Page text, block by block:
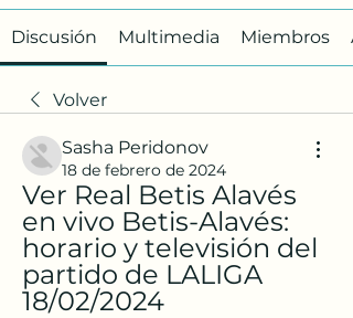
Discusión Multimedia Miembros
Volver
Sasha Peridonov
18 de febrero de 2024
Ver Real Betis Alavés
en vivo Betis-Alavés:
horario y televisión del
partido de LALIGA
18/02/2024